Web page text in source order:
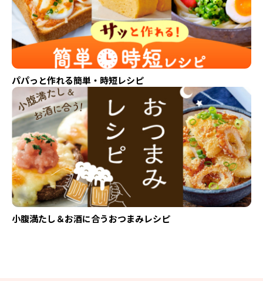
パパっと作れる簡単・時短レシピ
小腹満たし＆お酒に合うおつまみレシピ